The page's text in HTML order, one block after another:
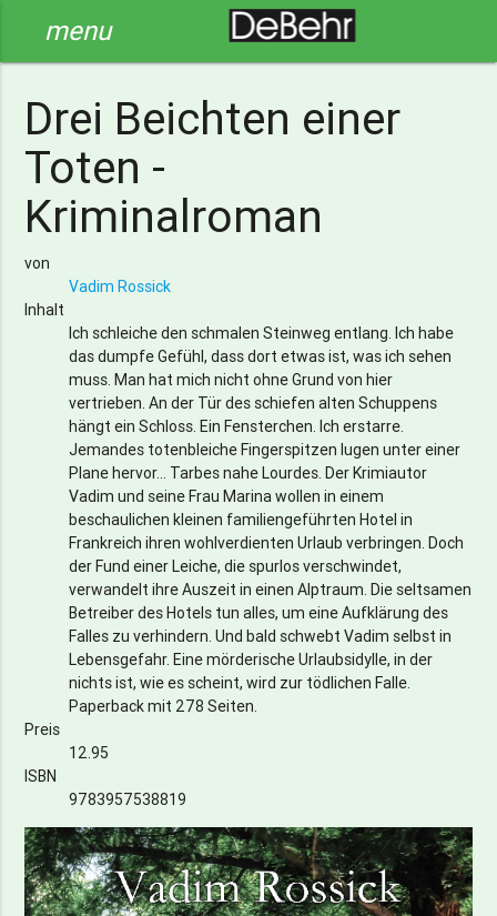
menu
Drei Beichten einer
Toten -
Kriminalroman
von
Vadim Rossick
Inhalt
Ich schleiche den schmalen Steinweg entlang. Ich habe
das dumpfe Gefühl, dass dort etwas ist, was ich sehen
muss. Man hat mich nicht ohne Grund von hier
vertrieben. An der Tür des schiefen alten Schuppens
hängt ein Schloss. Ein Fensterchen. Ich erstarre.
Jemandes totenbleiche Fingerspitzen lugen unter einer
Plane hervor… Tarbes nahe Lourdes. Der Krimiautor
Vadim und seine Frau Marina wollen in einem
beschaulichen kleinen familiengeführten Hotel in
Frankreich ihren wohlverdienten Urlaub verbringen. Doch
der Fund einer Leiche, die spurlos verschwindet,
verwandelt ihre Auszeit in einen Alptraum. Die seltsamen
Betreiber des Hotels tun alles, um eine Aufklärung des
Falles zu verhindern. Und bald schwebt Vadim selbst in
Lebensgefahr. Eine mörderische Urlaubsidylle, in der
nichts ist, wie es scheint, wird zur tödlichen Falle.
Paperback mit 278 Seiten.
Preis
12.95
ISBN
9783957538819